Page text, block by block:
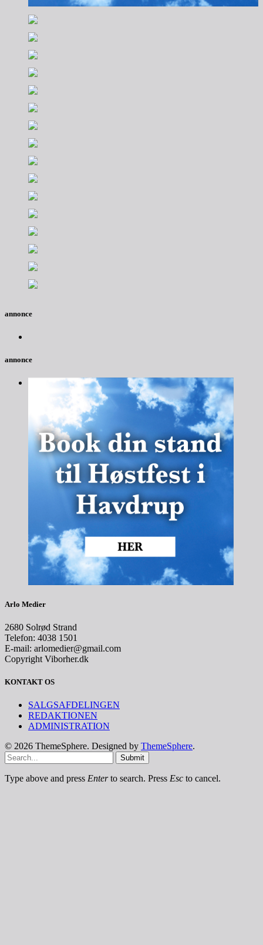
annonce
annonce
Arlo Medier
2680 Solrød Strand
Telefon: 4038 1501
E-mail: arlomedier@gmail.com
Copyright Viborher.dk
KONTAKT OS
SALGSAFDELINGEN
REDAKTIONEN
ADMINISTRATION
© 2026 ThemeSphere. Designed by ThemeSphere.
Submit
Type above and press Enterto search. Press Esc to cancel.